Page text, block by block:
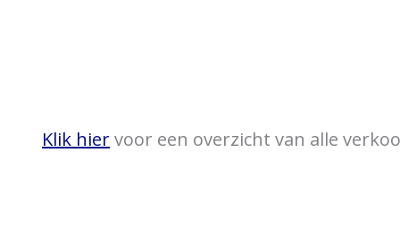
Klik hiervoor een overzicht van alle